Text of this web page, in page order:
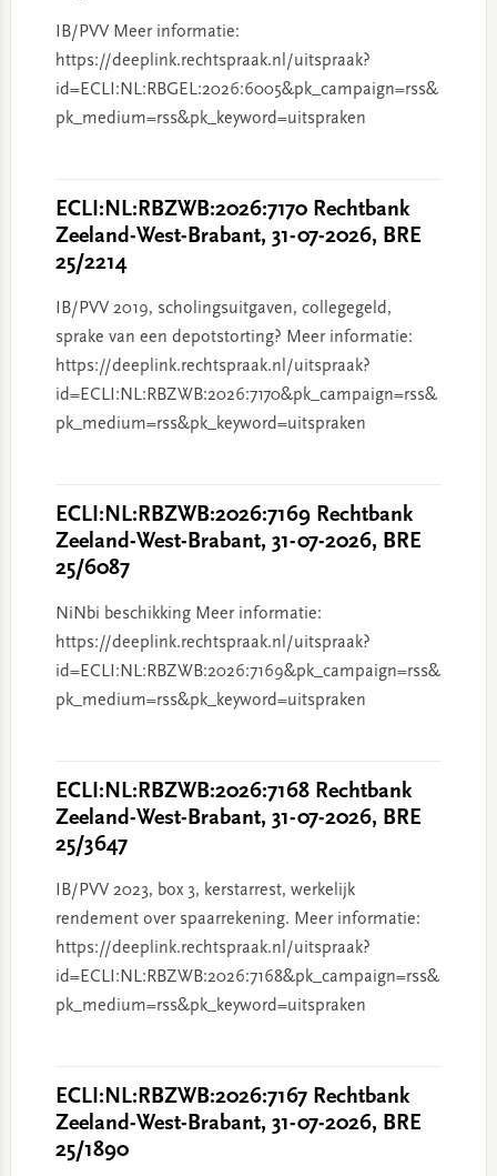
IB/PVV Meer informatie:
https://deeplink.rechtspraak.nl/uitspraak?
id=ECLI:NL:RBGEL:2026:6005&pk_campaign=rss&
pk_medium=rss&pk_keyword=uitspraken
ECLI:NL:RBZWB:2026:7170 Rechtbank
Zeeland-West-Brabant, 31-07-2026, BRE
25/2214
IB/PVV 2019, scholingsuitgaven, collegegeld,
sprake van een depotstorting? Meer informatie:
https://deeplink.rechtspraak.nl/uitspraak?
id=ECLI:NL:RBZWB:2026:7170&pk_campaign=rss&
pk_medium=rss&pk_keyword=uitspraken
ECLI:NL:RBZWB:2026:7169 Rechtbank
Zeeland-West-Brabant, 31-07-2026, BRE
25/6087
NiNbi beschikking Meer informatie:
https://deeplink.rechtspraak.nl/uitspraak?
id=ECLI:NL:RBZWB:2026:7169&pk_campaign=rss&
pk_medium=rss&pk_keyword=uitspraken
ECLI:NL:RBZWB:2026:7168 Rechtbank
Zeeland-West-Brabant, 31-07-2026, BRE
25/3647
IB/PVV 2023, box 3, kerstarrest, werkelijk
rendement over spaarrekening. Meer informatie:
https://deeplink.rechtspraak.nl/uitspraak?
id=ECLI:NL:RBZWB:2026:7168&pk_campaign=rss&
pk_medium=rss&pk_keyword=uitspraken
ECLI:NL:RBZWB:2026:7167 Rechtbank
Zeeland-West-Brabant, 31-07-2026, BRE
25/1890